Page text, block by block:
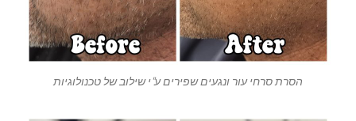
הסרת סרחי עור ונגעים שפירים ע"י שילוב של טכנולוגיות